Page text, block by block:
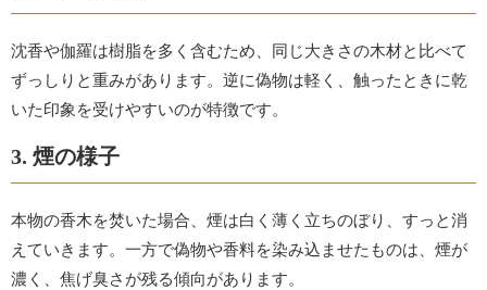
沈香や伽羅は樹脂を多く含むため、同じ大きさの木材と比べて
ずっしりと重みがあります。逆に偽物は軽く、触ったときに乾
いた印象を受けやすいのが特徴です。
3. 煙の様子
本物の香木を焚いた場合、煙は白く薄く立ちのぼり、すっと消
えていきます。一方で偽物や香料を染み込ませたものは、煙が
濃く、焦げ臭さが残る傾向があります。